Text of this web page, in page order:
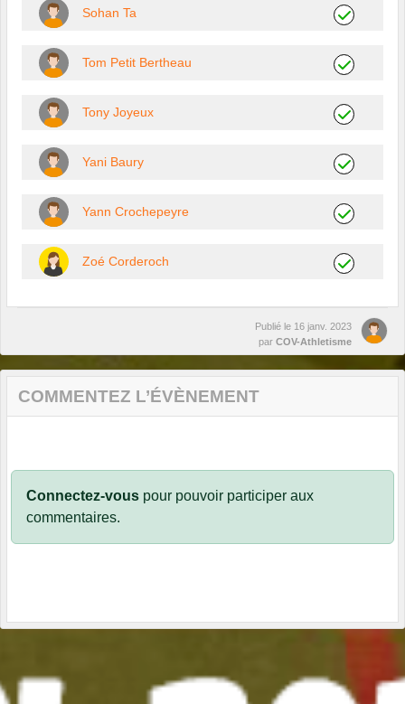
Sohan Ta
Tom Petit Bertheau
Tony Joyeux
Yani Baury
Yann Crochepeyre
Zoé Corderoch
Publié le 16 janv. 2023
par COV-Athletisme
COMMENTEZ L’ÉVÈNEMENT
Connectez-vous pour pouvoir participer aux
commentaires.